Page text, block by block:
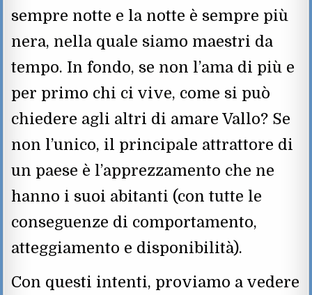
sempre notte e la notte è sempre più
nera, nella quale siamo maestri da
tempo. In fondo, se non l’ama di più e
per primo chi ci vive, come si può
chiedere agli altri di amare Vallo? Se
non l’unico, il principale attrattore di
un paese è l’apprezzamento che ne
hanno i suoi abitanti (con tutte le
conseguenze di comportamento,
atteggiamento e disponibilità).
Con questi intenti, proviamo a vedere